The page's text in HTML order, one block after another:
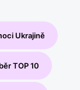
Ukrajině
TOP 10